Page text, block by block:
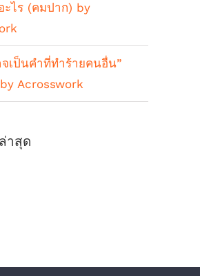
ะไร (คมปาก) by
จเป็นคำที่ทำร้ายคนอื่น”
Acrosswork
าสุด